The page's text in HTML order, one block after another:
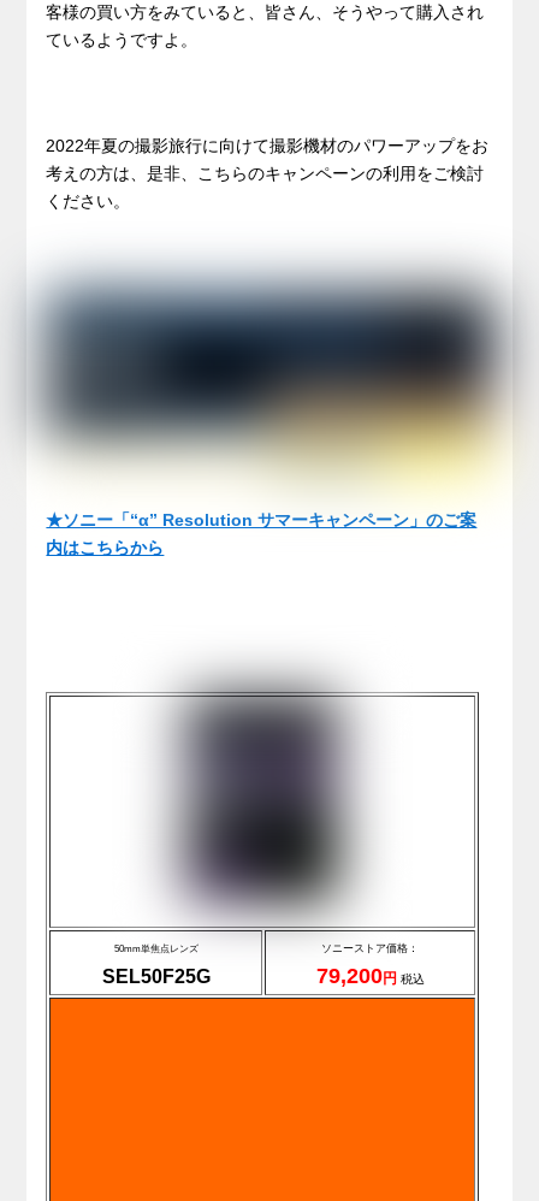
客様の買い方をみていると、皆さん、そうやって購入され
ているようですよ。
2022年夏の撮影旅行に向けて撮影機材のパワーアップをお
考えの方は、是非、こちらのキャンペーンの利用をご検討
ください。
★ソニー「“α” Resolution サマーキャンペーン」のご案
内はこちらから
50mm単焦点レンズ
SEL50F25G
ソニーストア価格：
79,200円 税込